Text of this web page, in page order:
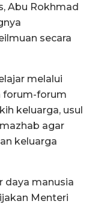
Abu Rokhmad
secara
melalui
forum-forum
keluarga, usul
agar
keluarga
daya manusia
Menteri